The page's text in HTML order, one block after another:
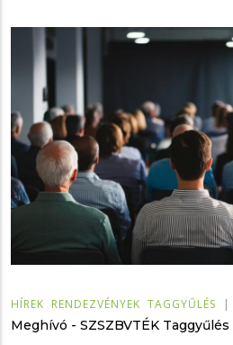
HÍREK RENDEZVÉNYEK TAGGYŰLÉS |
Meghívó - SZSZBVTÉK Taggyűlés